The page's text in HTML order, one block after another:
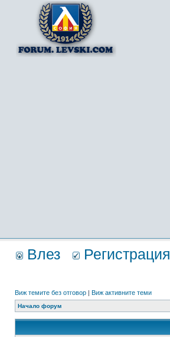
Влез Регистрация
Виж темите без отговор | Виж активните теми
Начало форум